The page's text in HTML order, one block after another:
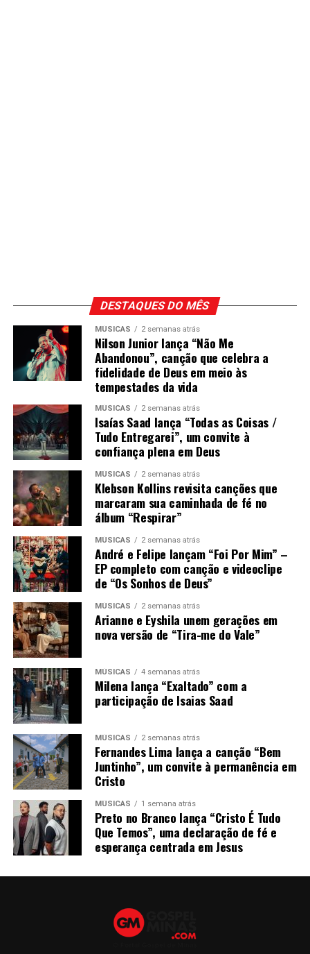
DESTAQUES DO MÊS
MÚSICAS 2 semanas atrás
Nilson Junior lança “Não Me
Abandonou”, canção que celebra a
fidelidade de Deus em meio às
tempestades da vida
MÚSICAS 2 semanas atrás
Isaías Saad lança “Todas as Coisas /
Tudo Entregarei”, um convite à
confiança plena em Deus
MÚSICAS 2 semanas atrás
Klebson Kollins revisita canções que
marcaram sua caminhada de fé no
álbum “Respirar”
MÚSICAS 2 semanas atrás
André e Felipe lançam “Foi Por Mim” –
EP completo com canção e videoclipe
de “Os Sonhos de Deus”
MÚSICAS 2 semanas atrás
Arianne e Eyshila unem gerações em
nova versão de “Tira-me do Vale”
MÚSICAS 4 semanas atrás
Milena lança “Exaltado” com a
participação de Isaias Saad
MÚSICAS 2 semanas atrás
Fernandes Lima lança a canção “Bem
Juntinho”, um convite à permanência em
Cristo
MÚSICAS 1 semana atrás
Preto no Branco lança “Cristo É Tudo
Que Temos”, uma declaração de fé e
esperança centrada em Jesus